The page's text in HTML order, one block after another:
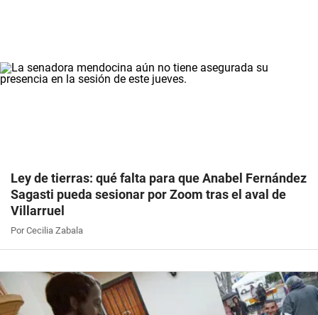
Ley de tierras: qué falta para que Anabel Fernández
Sagasti pueda sesionar por Zoom tras el aval de
Villarruel
Por Cecilia Zabala